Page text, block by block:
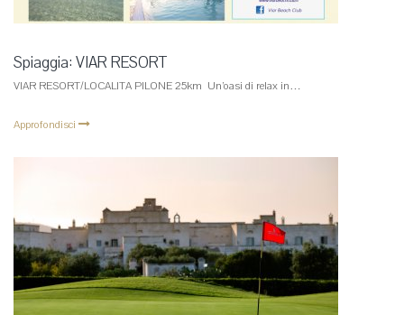
Spiaggia: VIAR RESORT
VIAR RESORT/LOCALITA PILONE 25km Un’oasi di relax in…
Approfondisci